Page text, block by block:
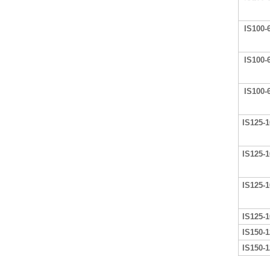
IS100-
IS100-
IS100-
IS125-
IS125-
IS125-
IS125-
IS150-
IS150-